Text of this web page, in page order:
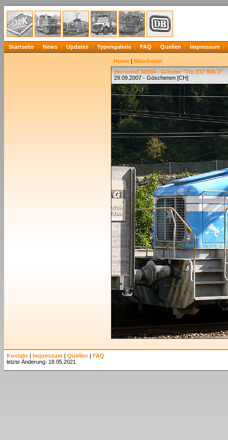
Startseite News Updates Typengalerie FAQ Quellen Impressum
Home | Mitarbeiter
Henschel 30594 - Greuter "Tm 237 906-3"
29.09.2007 - Göschenen [CH]
Kontakt | Impressum | Quellen | FAQ
letzte Änderung: 18.05.2021